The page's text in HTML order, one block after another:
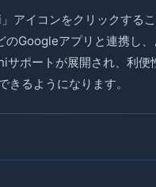
アイコンをクリックする
Googleアプリと連携し
ポートが展開され、利
るようになります。